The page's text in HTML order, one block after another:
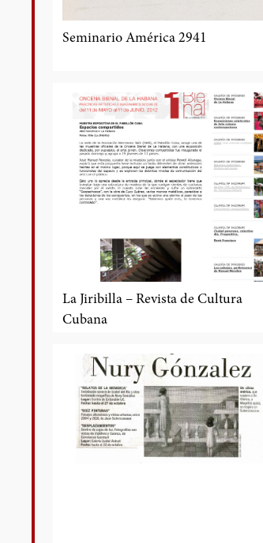
Seminario América 2941
La Jiribilla – Revista de Cultura
Cubana